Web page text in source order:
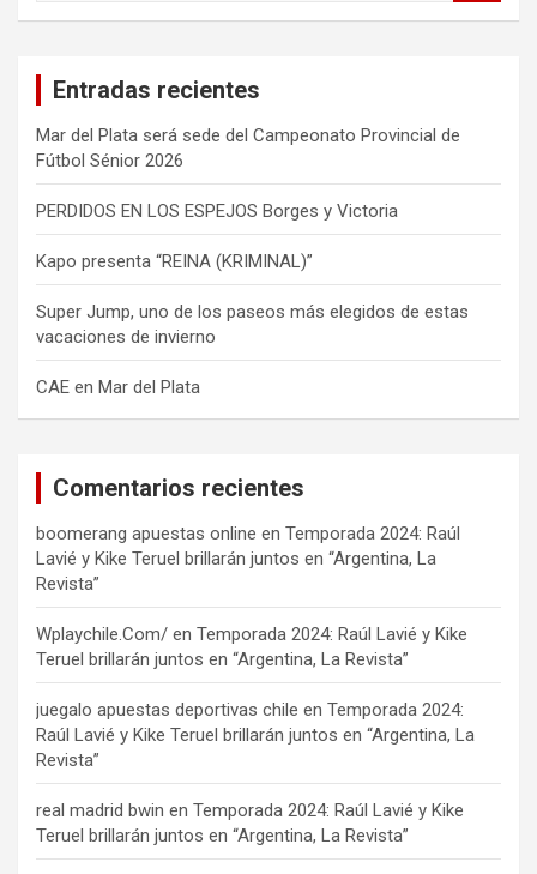
Entradas recientes
Mar del Plata será sede del Campeonato Provincial de
Fútbol Sénior 2026
PERDIDOS EN LOS ESPEJOS Borges y Victoria
Kapo presenta “REINA (KRIMINAL)”
Super Jump, uno de los paseos más elegidos de estas
vacaciones de invierno
CAE en Mar del Plata
Comentarios recientes
boomerang apuestas online en Temporada 2024: Raúl
Lavié y Kike Teruel brillarán juntos en “Argentina, La
Revista”
Wplaychile.Com/ en Temporada 2024: Raúl Lavié y Kike
Teruel brillarán juntos en “Argentina, La Revista”
juegalo apuestas deportivas chile en Temporada 2024:
Raúl Lavié y Kike Teruel brillarán juntos en “Argentina, La
Revista”
real madrid bwin en Temporada 2024: Raúl Lavié y Kike
Teruel brillarán juntos en “Argentina, La Revista”